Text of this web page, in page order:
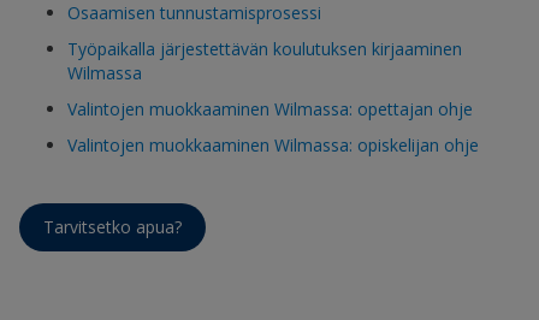
Osaamisen tunnustamisprosessi
Työpaikalla järjestettävän koulutuksen kirjaaminen
Wilmassa
Valintojen muokkaaminen Wilmassa: opettajan ohje
Valintojen muokkaaminen Wilmassa: opiskelijan ohje
Tarvitsetko apua?